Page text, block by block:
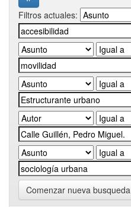
Filtros actuales:
Comenzar nueva busqueda